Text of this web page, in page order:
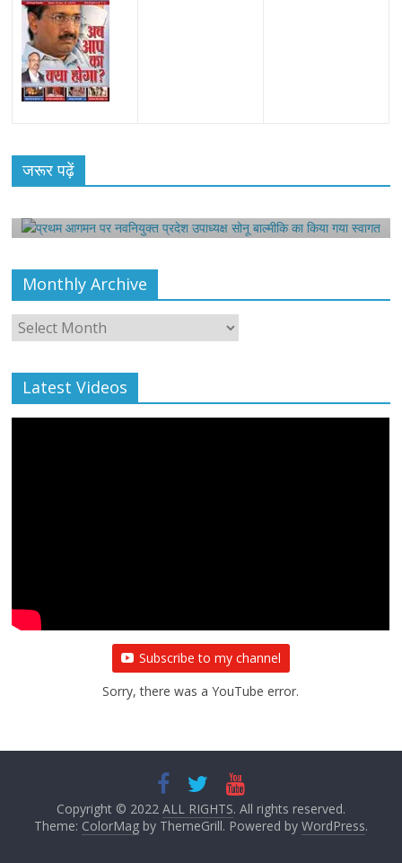
जरूर पढ़ें
प्रथम आगमन पर नवनियुक्त प्रदेश उपाध्यक्ष सोनू
बाल्मीकि का किया गया स्वागत
Monthly Archive
Monthly
Archive
Latest Videos
Subscribe to my channel
Sorry, there was a YouTube error.
Copyright © 2022 ALL RIGHTS. All rights reserved.
Theme: ColorMagby ThemeGrill. Powered by WordPress.